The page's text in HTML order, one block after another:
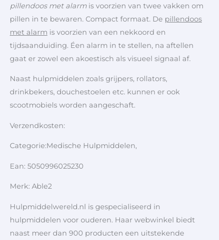
pillendoos met alarmis voorzien van twee vakken om
pillen in te bewaren. Compact formaat. De pillendoos
met alarm is voorzien van een nekkoord en
tijdsaanduiding. Éen alarm in te stellen, na aftellen
gaat er zowel een akoestisch als visueel signaal af.
Naast hulpmiddelen zoals grijpers, rollators,
drinkbekers, douchestoelen etc. kunnen er ook
scootmobiels worden aangeschaft.
Verzendkosten:
Categorie:Medische Hulpmiddelen,
Ean: 5050996025230
Merk: Able2
Hulpmiddelwereld.nl is gespecialiseerd in
hulpmiddelen voor ouderen. Haar webwinkel biedt
naast meer dan 900 producten een uitstekende